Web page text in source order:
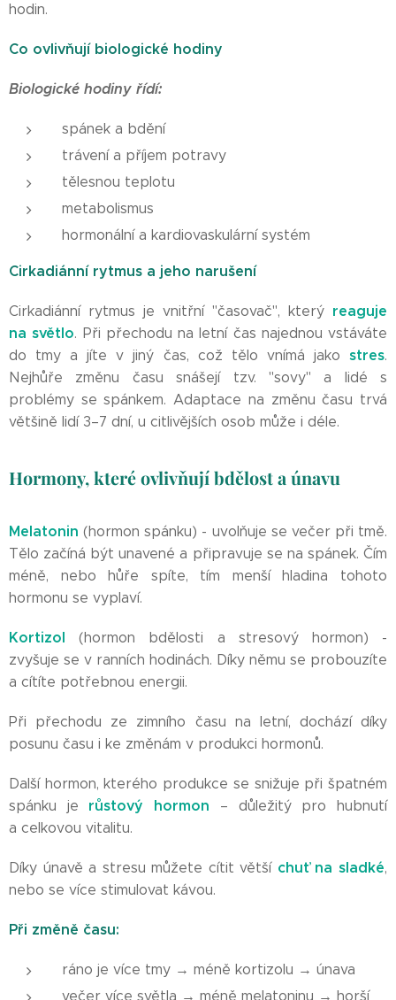
hodin.
Co ovlivňují biologické hodiny
Biologické hodiny řídí:
spánek a bdění
trávení a příjem potravy
tělesnou teplotu
metabolismus
hormonální a kardiovaskulární systém
Cirkadiánní rytmus a jeho narušení
Cirkadiánní rytmus je vnitřní "časovač", který reaguje
na světlo. Při přechodu na letní čas najednou vstáváte
do tmy a jíte v jiný čas, což tělo vnímá jako stres.
Nejhůře změnu času snášejí tzv. "sovy" a lidé s
problémy se spánkem. Adaptace na změnu času trvá
většině lidí 3–7 dní, u citlivějších osob může i déle.
Hormony, které ovlivňují bdělost a únavu
Melatonin (hormon spánku) - uvolňuje se večer při tmě.
Tělo začíná být unavené a připravuje se na spánek. Čím
méně, nebo hůře spíte, tím menší hladina tohoto
hormonu se vyplaví.
Kortizol
(hormon bdělosti a stresový hormon) -
zvyšuje se v ranních hodinách. Díky němu se probouzíte
a cítíte potřebnou energii.
Při přechodu ze zimního času na letní, dochází díky
posunu času i ke změnám v produkci hormonů.
Další hormon, kterého produkce se snižuje při špatném
spánku je růstový hormon – důležitý pro hubnutí
a celkovou vitalitu.
Díky únavě a stresu můžete cítit větší chuť na sladké,
nebo se více stimulovat kávou.
Při změně času:
ráno je více tmy → méně kortizolu → únava
večer více světla → méně melatoninu → horší